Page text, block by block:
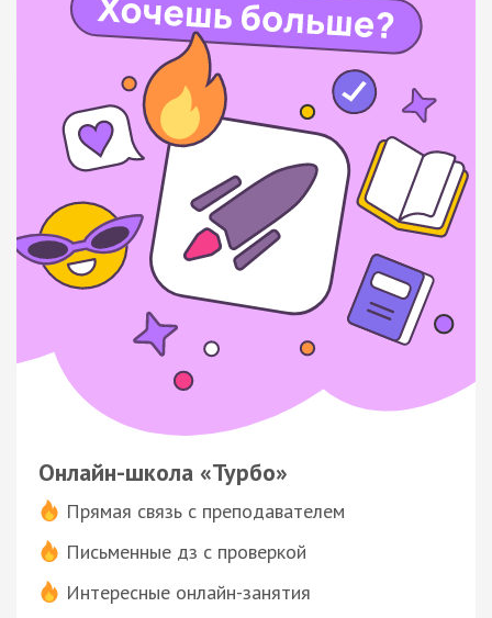
Онлайн-школа «Турбо»
Прямая связь с преподавателем
Письменные дз с проверкой
Интересные онлайн-занятия